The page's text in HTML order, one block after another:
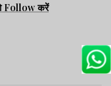
Follow करें